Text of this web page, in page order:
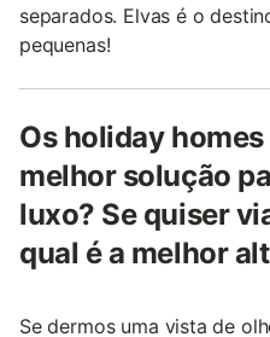
separados. Elvas é o
pequenas!
Os holiday
melhor solução
luxo? Se quiser
qual é a melhor
Se dermos uma vista de